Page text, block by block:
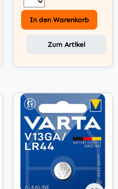
In den Warenkorb
Zum Artikel